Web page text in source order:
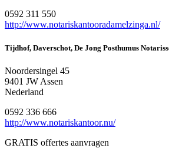
0592 311 550
http://www.notariskantooradamelzinga.nl/
Tijdhof, Daverschot, De Jong Posthumus
Noordersingel 45
9401 JW Assen
Nederland
0592 336 666
http://www.notariskantoor.nu/
GRATIS offertes aanvragen